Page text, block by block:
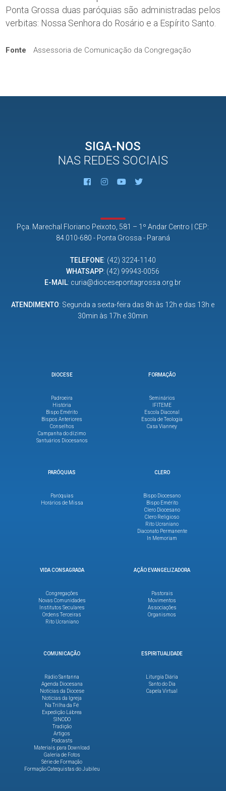
Ponta Grossa duas paróquias são administradas pelos
verbitas: Nossa Senhora do Rosário e a Espírito Santo.
Fonte Assessoria de Comunicação da Congregação
SIGA-NOS
NAS REDES SOCIAIS
Pça. Marechal Floriano Peixoto, 581 – 1º Andar Centro | CEP:
84.010-680 - Ponta Grossa - Paraná
TELEFONE: (42) 3224-1140
WHATSAPP: (42) 99943-0056
E-MAIL: curia@diocesepontagrossa.org.br
ATENDIMENTO: Segunda a sexta-feira das 8h às 12h e das 13h e
30min às 17h e 30min
DIOCESE
Padroeira
História
Bispo Emérito
Bispos Anteriores
Conselhos
Campanha do dízimo
Santuários Diocesanos
FORMAÇÃO
Seminários
IFITEME
Escola Diaconal
Escola de Teologia
Casa Vianney
PARÓQUIAS
Paróquias
Horários de Missa
CLERO
Bispo Diocesano
Bispo Emérito
Clero Diocesano
Clero Religioso
Rito Ucraniano
Diaconato Permanente
In Memoriam
VIDA CONSAGRADA
Congregações
Novas Comunidades
Institutos Seculares
Ordens Terceiras
Rito Ucraniano
AÇÃO EVANGELIZADORA
Pastorais
Movimentos
Associações
Organismos
COMUNICAÇÃO
Rádio Santanna
Agenda Diocesana
Notícias da Diocese
Notícias da Igreja
Na Trilha da Fé
Expedição Lábrea
SINODO
Tradição
Artigos
Podcasts
Materiais para Download
Galeria de Fotos
Série de Formação
Formação Catequistas do Jubileu
ESPIRITUALIDADE
Liturgia Diária
Santo do Dia
Capela Virtual